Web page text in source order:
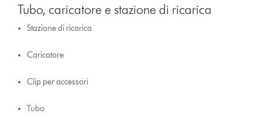
Tubo, caricatore e stazione di ricarica
Stazione di ricarica
Caricatore
Clip per accessori
Tubo